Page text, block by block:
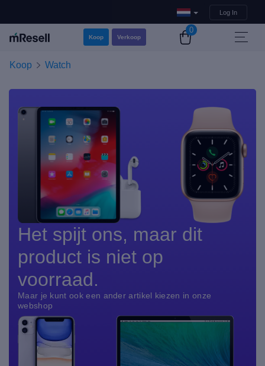
Log In
Koop Verkoop
0
Koop Watch
Het spijt ons, maar dit
product is niet op
voorraad.
Maar je kunt ook een ander artikel kiezen in onze
webshop